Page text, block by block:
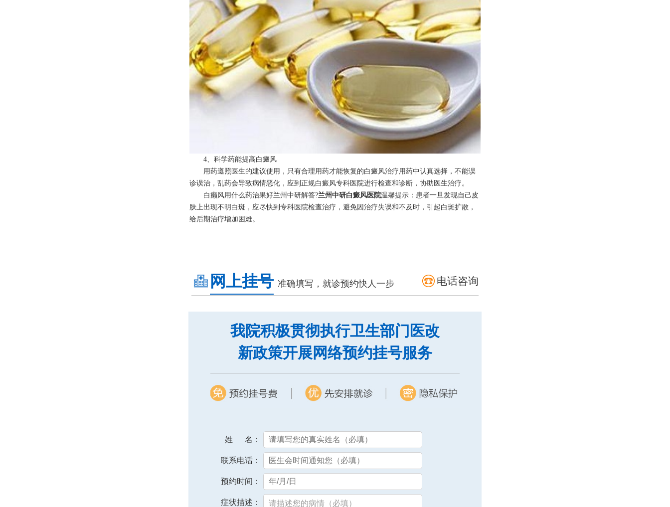
4、科学药能提高白癜风
用药遵照医生的建议使用，只有合理用药才能恢复的白癜风治疗用药中认真选择，不能误
诊误治，乱药会导致病情恶化，应到正规白癜风专科医院进行检查和诊断，协助医生治疗。
白癞风用什么药治果好兰州中研解答?兰州中研白癜风医院温馨提示：患者一旦发现自己皮
肤上出现不明白斑，应尽快到专科医院检查治疗，避免因治疗失误和不及时，引起白斑扩散，
给后期治疗增加困难。
网上挂号 准确填写，就诊预约快人一步 电话咨询
我院积极贯彻执行卫生部门医改
新政策开展网络预约挂号服务
姓 名：
联系电话：
预约时间：
症状描述：